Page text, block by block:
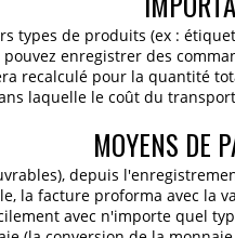
types de produits (ex :
enregistrer des
recalculé pour la quantité
laquelle le coût du
MOYENS DE
depuis
la facture proforma avec la
avec n'importe quel